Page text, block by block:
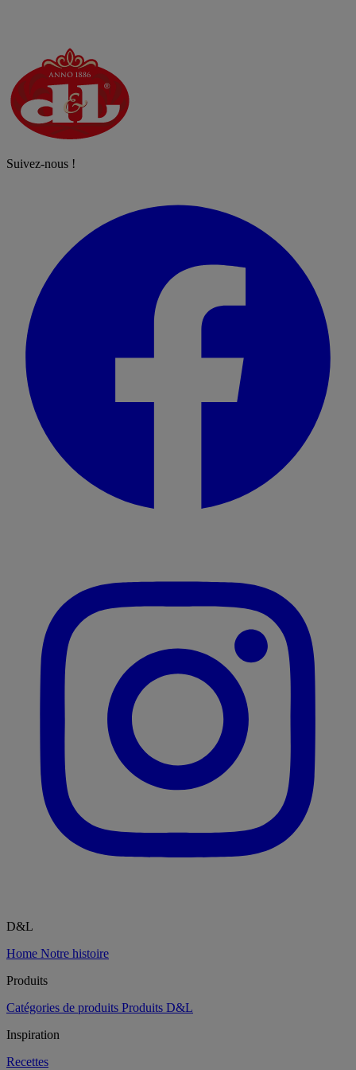
Suivez-nous !
D&L
Home Notre histoire
Produits
Catégories de produits Produits D&L
Inspiration
Recettes